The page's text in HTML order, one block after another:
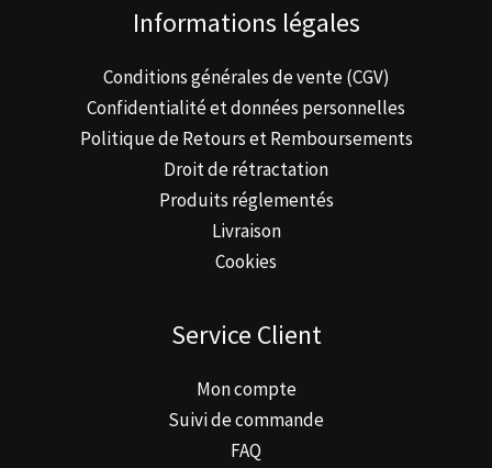
Informations légales
Conditions générales de vente (CGV)
Confidentialité et données personnelles
Politique de Retours et Remboursements
Droit de rétractation
Produits réglementés
Livraison
Cookies
Service Client
Mon compte
Suivi de commande
FAQ